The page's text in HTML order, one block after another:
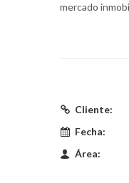
mercado
Cliente:
Fecha:
Área: